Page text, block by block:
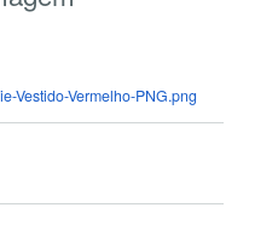
Vestido-Vermelho-PNG.png